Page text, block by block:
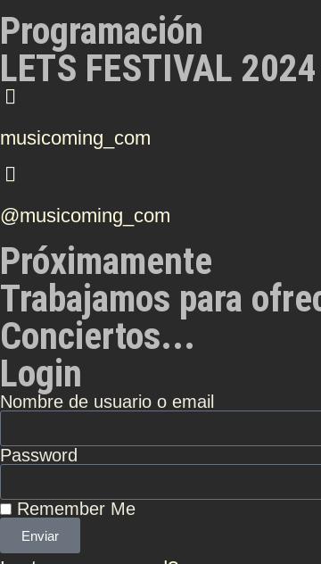
Programación
LETS FESTIVAL 2024
musicoming_com
@musicoming_com
Próximamente
Trabajamos para
Conciertos...
Login
Nombre de usuario o email
Password
Remember Me
Enviar